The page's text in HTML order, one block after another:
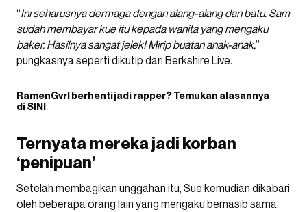
“Ini seharusnya dermaga dengan alang-alang dan batu. Sam
sudah membayar kue itu kepada wanita yang mengaku
baker. Hasilnya sangat jelek! Mirip buatan anak-anak,”
pungkasnya seperti dikutip dari Berkshire Live.
RamenGvrlberhenti jadi rapper? Temukan alasannya
diSINI
Ternyata mereka jadi korban
‘penipuan’
Setelah membagikan unggahan itu, Sue kemudian dikabari
oleh beberapa orang lain yang mengaku bernasib sama.